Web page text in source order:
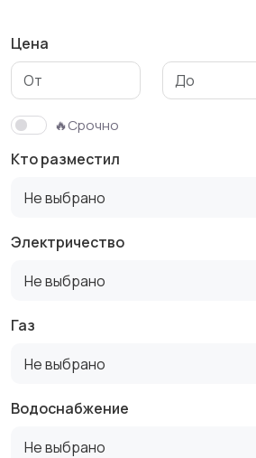
Цена
🔥Срочно
Кто разместил
Не выбрано
Электричество
Не выбрано
Газ
Не выбрано
Водоснабжение
Не выбрано